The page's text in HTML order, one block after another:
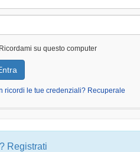
su questo computer
ricordi le tue credenziali? Recuperale
Registrati